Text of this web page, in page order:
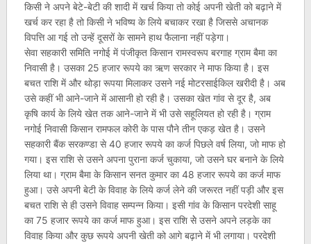
किसी ने अपने बेटे-बेटी की शादी में खर्च किया तो कोई अपनी खेती को बढ़ाने में
खर्च कर रहा है तो किसी ने भविष्य के लिये बचाकर रखा है जिससे अचानक
विपत्ति आ गई तो उन्हें दूसरों के सामने हाथ फैलाना नहीं पड़ेगा।
सेवा सहकारी समिति नगोई में पंजीकृत किसान रामस्वरूप बरगाह ग्राम बैमा का
निवासी है। उसका 25 हजार रूपये का ऋण सरकार ने माफ किया है। इस
बचत राशि में और थोड़ा रूपया मिलाकर उसने नई मोटरसाईकिल खरीदी है। अब
उसे कहीं भी आने-जाने में आसानी हो रही है। उसका खेत गांव से दूर है, अब
कृषि कार्य के लिये खेत तक आने-जाने में भी उसे सहूलियत हो रही है। ग्राम
नगोई निवासी किसान रामफल कोरी के पास पौने तीन एकड़ खेत है। उसने
सहकारी बैंक सरकण्डा से 40 हजार रूपये का कर्ज पिछले वर्ष लिया, जो माफ हो
गया। इस राशि से उसने अपना पुराना कर्ज चुकाया, जो उसने घर बनाने के लिये
लिया था। ग्राम बैमा के किसान सनत कुमार का 48 हजार रूपये का कर्ज माफ
हुआ। उसे अपनी बेटी के विवाह के लिये कर्ज लेने की जरूरत नहीं पड़ी और इस
बचत राशि से ही उसने विवाह सम्पन्न किया। इसी गांव के किसान परदेशी साहू
का 75 हजार रूपये का कर्ज माफ हुआ। इस राशि सेे उसने अपने लड़के का
विवाह किया और कुछ रूपये अपनी खेती को आगे बढ़ाने में भी लगाया। परदेशी